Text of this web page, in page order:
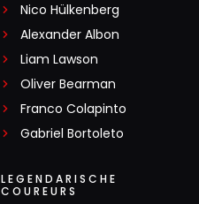
Nico Hülkenberg
Alexander Albon
Liam Lawson
Oliver Bearman
Franco Colapinto
Gabriel Bortoleto
LEGENDARISCHE
COUREURS